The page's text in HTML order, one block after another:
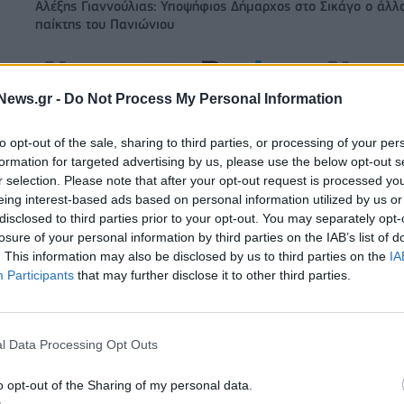
- Do Not Process My Personal Information
opt-out of the sale, sharing to third parties, or processing of your
for targeted advertising by us, please use the below opt-out
selection. Please note that after your opt-out request is processed
interest-based ads based on personal information utilized by us
to third parties prior to your opt-out. You may separately
of your personal information by third parties on the IAB’s list of
This information may also be disclosed by us to third parties on the
Participants that may further disclose it to other third parties.
Data Processing Opt Outs
opt-out of the Sharing of my personal data.
Αλέξης Γιαννούλιας: Υποψήφιος Δήμαρχος στο Σικάγο ο
παίκτης του Πανιώνιου
το 75% των
ΔΕΗ: Ισχυρή ανάπτυξη στο α΄ εξάμηνο
IAB Hellas: Νέα Διοικούσα Επιτροπή και νέο Διοικητικό
- Πρόεδρος ο Γαληνός Γιαγλής
ευρώ
Οι διακοπές των Γάλλων του Παναθηναϊκού με τέσσερις